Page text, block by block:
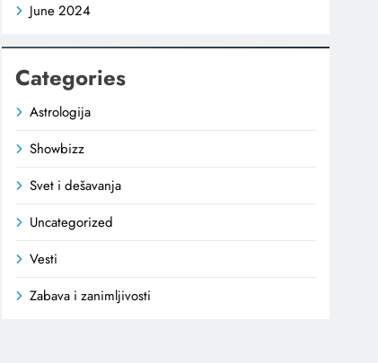
June 2024
Categories
Astrologija
Showbizz
Svet i dešavanja
Uncategorized
Vesti
Zabava i zanimljivosti